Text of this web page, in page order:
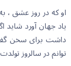
او که در روز عشق ،
یاد جهان آورد
داشت برای سخن
توانم در سالروز